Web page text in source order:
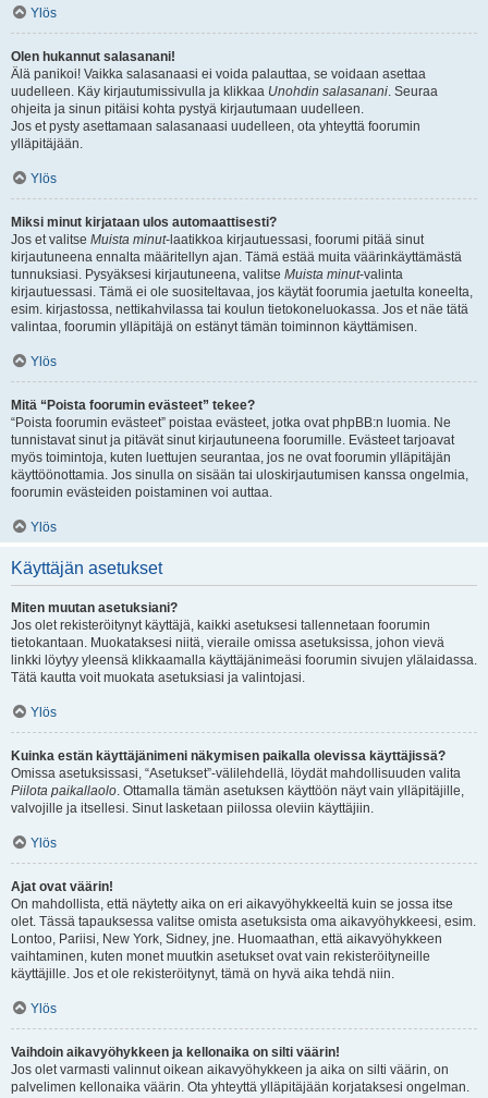
Ylös
Olen hukannut salasanani!
Älä panikoi! Vaikka salasanaasi ei voida palauttaa, se voidaan asettaa
uudelleen. Käy kirjautumissivulla ja klikkaa Unohdin salasanani. Seuraa
ohjeita ja sinun pitäisi kohta pystyä kirjautumaan uudelleen.
Jos et pysty asettamaan salasanaasi uudelleen, ota yhteyttä foorumin
ylläpitäjään.
Ylös
Miksi minut kirjataan ulos automaattisesti?
Jos et valitse Muista minut-laatikkoa kirjautuessasi, foorumi pitää sinut
kirjautuneena ennalta määritellyn ajan. Tämä estää muita väärinkäyttämästä
tunnuksiasi. Pysyäksesi kirjautuneena, valitse Muista minut-valinta
kirjautuessasi. Tämä ei ole suositeltavaa, jos käytät foorumia jaetulta koneelta,
esim. kirjastossa, nettikahvilassa tai koulun tietokoneluokassa. Jos et näe tätä
valintaa, foorumin ylläpitäjä on estänyt tämän toiminnon käyttämisen.
Ylös
Mitä “Poista foorumin evästeet” tekee?
“Poista foorumin evästeet” poistaa evästeet, jotka ovat phpBB:n luomia. Ne
tunnistavat sinut ja pitävät sinut kirjautuneena foorumille. Evästeet tarjoavat
myös toimintoja, kuten luettujen seurantaa, jos ne ovat foorumin ylläpitäjän
käyttöönottamia. Jos sinulla on sisään tai uloskirjautumisen kanssa ongelmia,
foorumin evästeiden poistaminen voi auttaa.
Ylös
Käyttäjän asetukset
Miten muutan asetuksiani?
Jos olet rekisteröitynyt käyttäjä, kaikki asetuksesi tallennetaan foorumin
tietokantaan. Muokataksesi niitä, vieraile omissa asetuksissa, johon vievä
linkki löytyy yleensä klikkaamalla käyttäjänimeäsi foorumin sivujen ylälaidassa.
Tätä kautta voit muokata asetuksiasi ja valintojasi.
Ylös
Kuinka estän käyttäjänimeni näkymisen paikalla olevissa käyttäjissä?
Omissa asetuksissasi, “Asetukset”-välilehdellä, löydät mahdollisuuden valita
Piilota paikallaolo. Ottamalla tämän asetuksen käyttöön näyt vain ylläpitäjille,
valvojille ja itsellesi. Sinut lasketaan piilossa oleviin käyttäjiin.
Ylös
Ajat ovat väärin!
On mahdollista, että näytetty aika on eri aikavyöhykkeeltä kuin se jossa itse
olet. Tässä tapauksessa valitse omista asetuksista oma aikavyöhykkeesi, esim.
Lontoo, Pariisi, New York, Sidney, jne. Huomaathan, että aikavyöhykkeen
vaihtaminen, kuten monet muutkin asetukset ovat vain rekisteröityneille
käyttäjille. Jos et ole rekisteröitynyt, tämä on hyvä aika tehdä niin.
Ylös
Vaihdoin aikavyöhykkeen ja kellonaika on silti väärin!
Jos olet varmasti valinnut oikean aikavyöhykkeen ja aika on silti väärin, on
palvelimen kellonaika väärin. Ota yhteyttä ylläpitäjään korjataksesi ongelman.